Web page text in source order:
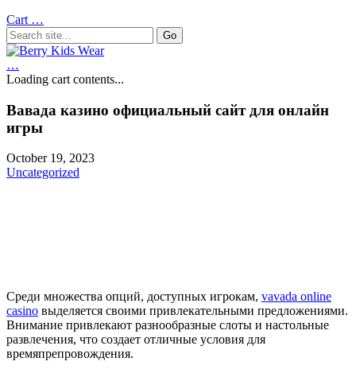
Cart …
…
Loading cart contents...
Вавада казино официальный сайт для онлайн
игры
October 19, 2023
Uncategorized
Среди множества опций, доступных игрокам, vavada online
casino выделяется своими привлекательными предложениями.
Внимание привлекают разнообразные слоты и настольные
развлечения, что создает отличные условия для
времяпрепровождения.